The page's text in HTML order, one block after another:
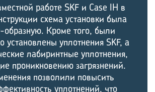
работе SKF и Case IH в
схема установки была
образную. Кроме того, были
установлены уплотнения SKF, а
лабиринтные уплотнения,
проникновению загрязнений.
позволили повысить
уплотнений, что